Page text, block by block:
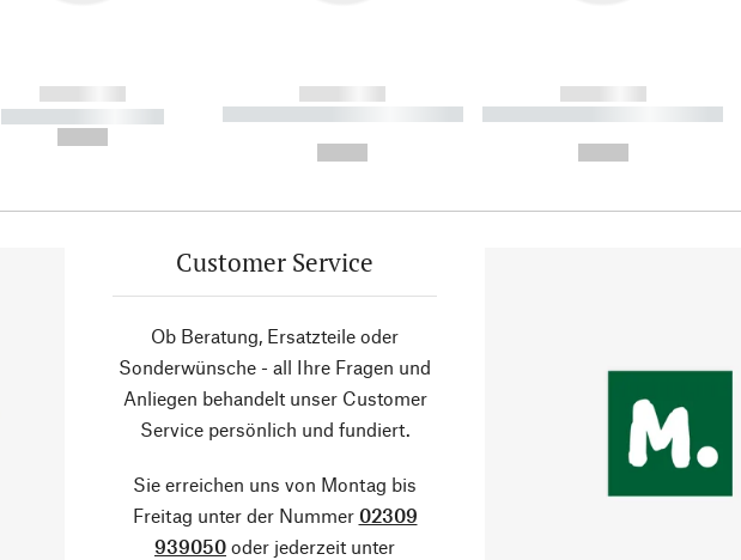
------------
----------- -----------
------------
----------- ----------- ----------
------------
----------- ----------- ----------
Customer Service
Ob Beratung, Ersatzteile oder
Sonderwünsche - all Ihre Fragen und
Anliegen behandelt unser Customer
Service persönlich und fundiert.
Sie erreichen uns von Montag bis
Freitag unter der Nummer 02309
939050 oder jederzeit unter